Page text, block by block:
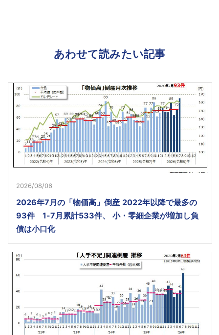
あわせて読みたい記事
2026/08/06
2026年7月の「物価高」倒産 2022年以降で最多の
93件 1-7月累計533件、 小・零細企業が増加し負
債は小口化